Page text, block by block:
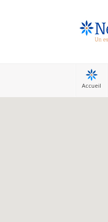
Accueil